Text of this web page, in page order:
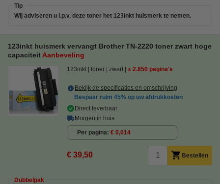
Tip
Wij adviseren u i.p.v. deze toner het 123inkt huismerk te nemen.
123inkt huismerk vervangt Brother TN-2220 toner zwart hoge
capaciteit Aanbeveling
123inkt toner zwart ± 2.850 pagina's
Bekijk de specificaties en omschrijving
Bespaar ruim 45% op uw afdrukkosten
Direct leverbaar
Morgen in huis
Per pagina € 0,014
€ 39,50 Bestellen
Dubbelpak